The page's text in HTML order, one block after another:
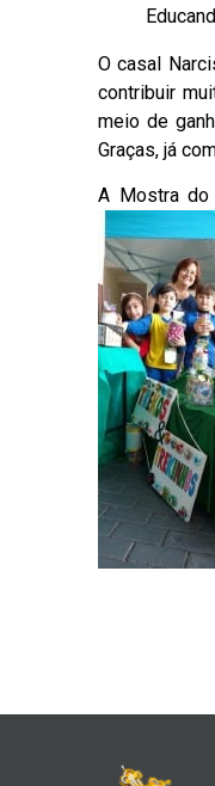
O casal
contribuir
meio de
Graças, já
A Mostra do